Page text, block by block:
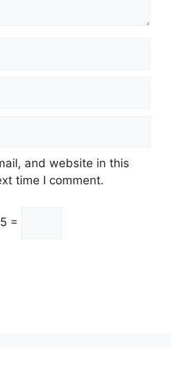
and website in this
time I comment.
=